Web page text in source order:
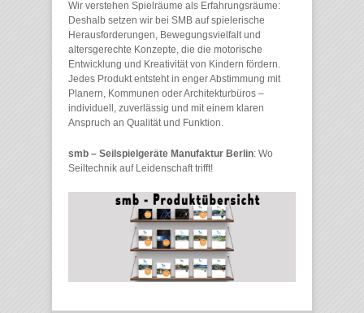
Wir verstehen Spielräume als Erfahrungsräume:
Deshalb setzen wir bei SMB auf spielerische
Herausforderungen, Bewegungsvielfalt und
altersgerechte Konzepte, die die motorische
Entwicklung und Kreativität von Kindern fördern.
Jedes Produkt entsteht in enger Abstimmung mit
Planern, Kommunen oder Architekturbüros –
individuell, zuverlässig und mit einem klaren
Anspruch an Qualität und Funktion.
smb – Seilspielgeräte Manufaktur Berlin: Wo
Seiltechnik auf Leidenschaft trifft!